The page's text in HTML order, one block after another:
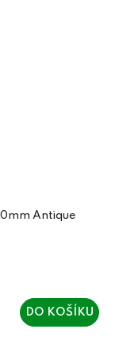
Antique
DO KOŠÍKU